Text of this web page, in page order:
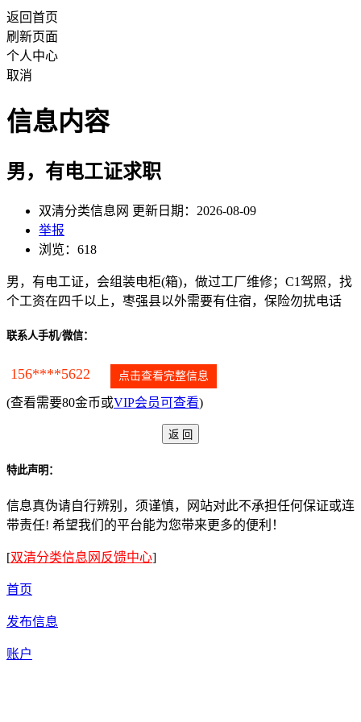
返回首页
刷新页面
个人中心
取消
信息内容
男，有电工证求职
双清分类信息网 更新日期：2026-08-09
举报
浏览：618
男，有电工证，会组装电柜(箱)，做过工厂维修；C1驾照，找
个工资在四千以上，枣强县以外需要有住宿，保险勿扰电话
联系人手机/微信：
156****5622 点击查看完整信息
(查看需要80金币或VIP会员可查看)
特此声明：
信息真伪请自行辨别，须谨慎，网站对此不承担任何保证或连
带责任! 希望我们的平台能为您带来更多的便利！
[双清分类信息网反馈中心]
首页
发布信息
账户